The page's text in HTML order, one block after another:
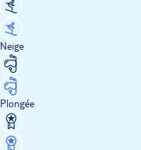
Neige
Plongée